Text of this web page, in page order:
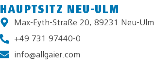
HAUPTSITZ NEU-ULM
Max-Eyth-Straße 20, 89231 Neu-Ulm
+49 731 97440-0
info@allgaier.com